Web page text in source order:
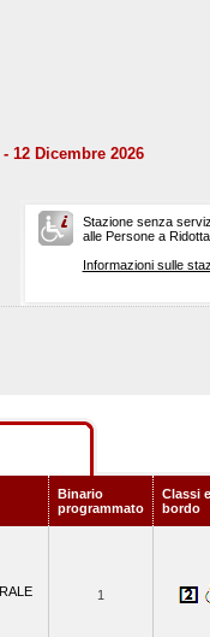
12 Dicembre 2026
Stazione senza
alle Persone a
Informazioni sulle
Binario
programmato
Classi
bordo
1